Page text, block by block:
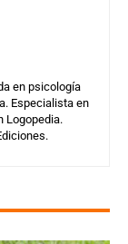
en psicología
Especialista en
Logopedia.